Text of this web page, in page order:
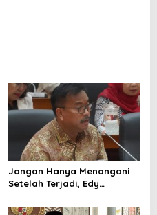
Jangan Hanya Menangani
Setelah Terjadi, Edy
Cegah PHK Sejak Dini